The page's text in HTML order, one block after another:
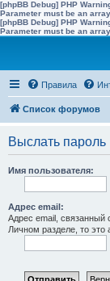
[phpBB Debug] PHP
Parameter must be an
[phpBB Debug] PHP
Parameter must be an
Правила
Список форумов
Выслать пароль
Имя пользователя:
Адрес email:
Адрес email, связанный
Личном разделе, то это